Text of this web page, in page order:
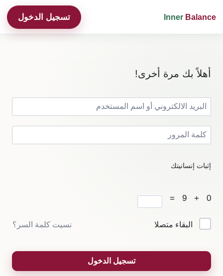
أهلاً بك مرة أخرى!
إثبات إنسانيتك
0 + 9 =
البقاء متصلا نسيت كلمة السر؟
تسجيل الدخول
Inner Balance تسجيل الدخول